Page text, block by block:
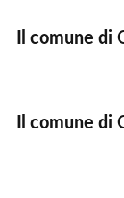
Il comune di
Il comune di